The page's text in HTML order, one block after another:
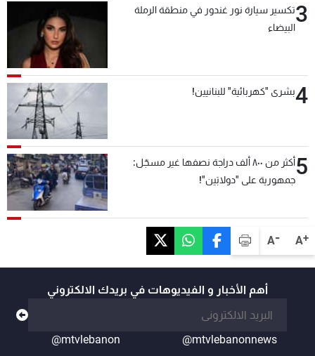
A+
A-
3تكسير سيارة نور غندور في منطقة الرملة
البيضاء
4بشرى "كهربائية" للبنانيين!
5
أكثر من ٨٠٠ ألف دراجة نصفها غير مسجّل:
جمهورية على "دولابَين"!
أهم الأخبار و الفيديوهات في بريدك الالكتروني
@mtvlebanonnews
@mtvlebanon